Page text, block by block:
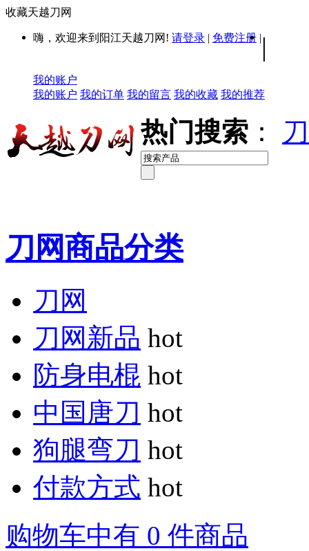
收藏天越刀网
嗨，欢迎来到阳江天越刀网! 请登录 | 免费注册 | |
我的账户
我的账户 我的订单 我的留言 我的收藏 我的推荐
热门搜索 ：
刀网商品分类
刀网
刀网新品 hot
防身电棍 hot
中国唐刀 hot
狗腿弯刀 hot
付款方式 hot
购物车中有 0 件商品